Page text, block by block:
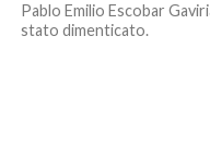
Pablo Emilio Escobar
stato dimenticato.